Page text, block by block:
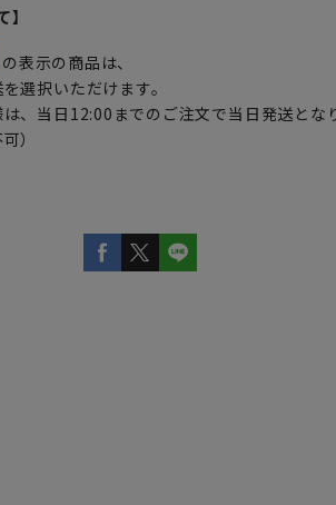
の表示の商品は、
選択いただけます。
、当日12:00までのご注文で当日発送とな
）